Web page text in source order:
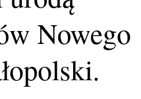
Nowego